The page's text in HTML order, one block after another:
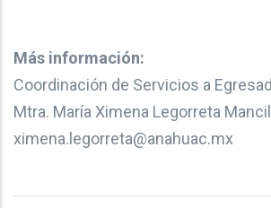
Más información:
Coordinación de Servicios a
Mtra. María Ximena Legorreta
ximena.legorreta@anahuac.mx